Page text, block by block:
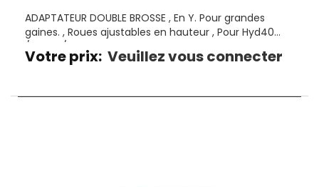
ADAPTATEUR DOUBLE BROSSE , En Y. Pour grandes
gaines. , Roues ajustables en hauteur , Pour Hyd40
/CC40 / CC15
Votre prix: Veuillez vous connecter